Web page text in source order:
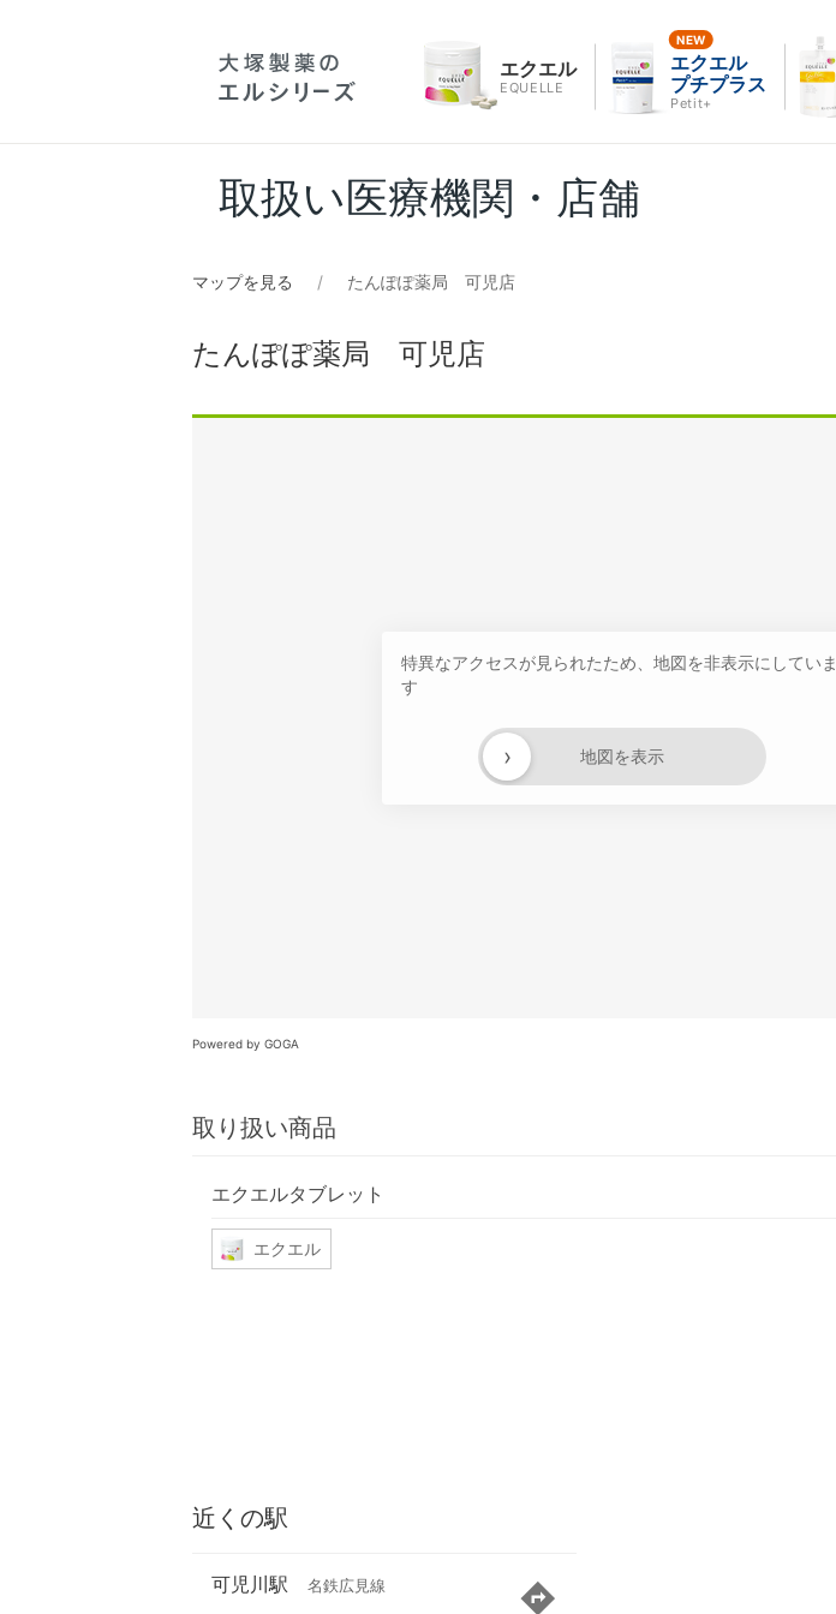
エクエル
EQUELLE
エクエル
プチプラス
Petit+
取扱い医療機関・店舗
マップを見る たんぽぽ薬局 可児店
たんぽぽ薬局 可児店
特異なアクセスが見られたため、地図を非表示にしていま
す
地図を表示
›
Powered by GOGA
取り扱い商品
エクエルタブレット
エクエル
近くの駅
可児川駅 名鉄広見線